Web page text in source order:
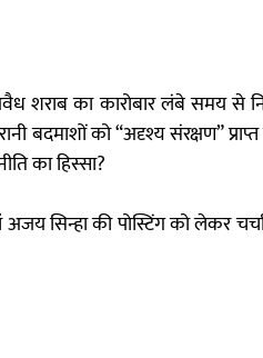
शराब का कारोबार लंबे समय से
बदमाशों को “अदृश्य संरक्षण”
का हिस्सा?
अजय सिन्हा की पोस्टिंग को लेकर